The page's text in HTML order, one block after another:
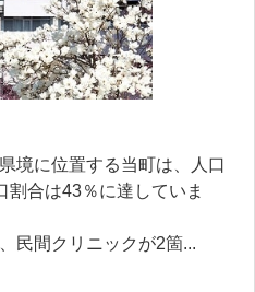
境に位置する当町は、人口
割合は43％に達していま
民間クリニックが2箇...